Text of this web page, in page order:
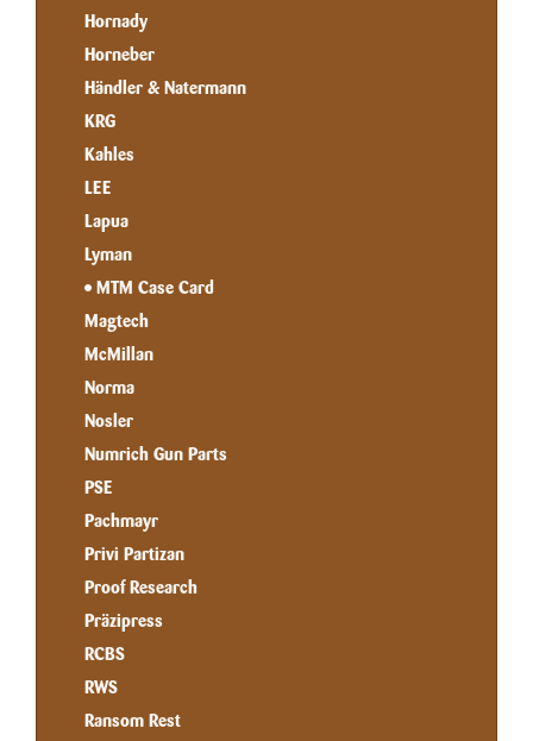
Hornady
Horneber
Händler & Natermann
KRG
Kahles
LEE
Lapua
Lyman
MTM Case Card
Magtech
McMillan
Norma
Nosler
Numrich Gun Parts
PSE
Pachmayr
Privi Partizan
Proof Research
Präzipress
RCBS
RWS
Ransom Rest